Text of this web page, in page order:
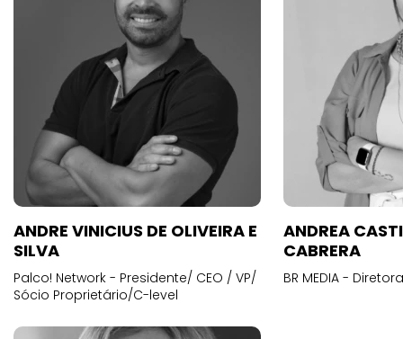
ANDRE VINICIUS DE OLIVEIRA E
SILVA
Palco! Network - Presidente/ CEO / VP/
Sócio Proprietário/C-level
ANDREA
CABRERA
BR MEDIA -